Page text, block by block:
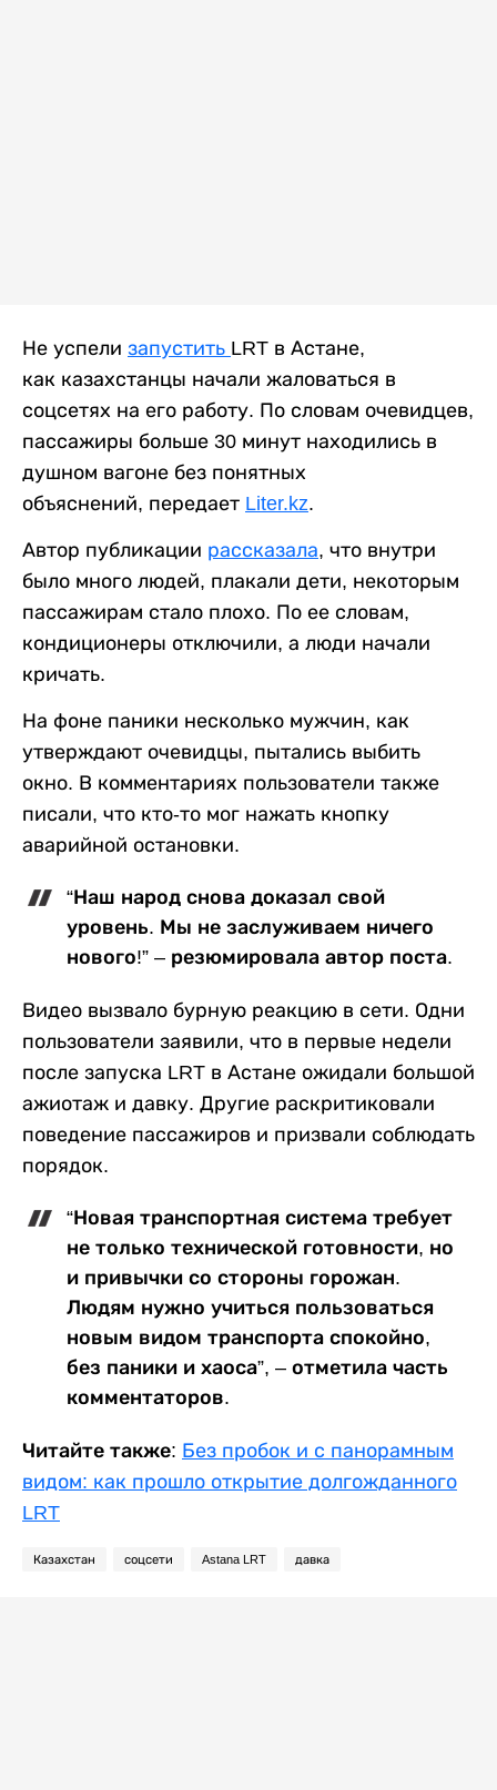
Не успели запустить LRT в Астане,
как казахстанцы начали жаловаться в
соцсетях на его работу. По словам очевидцев,
пассажиры больше 30 минут находились в
душном вагоне без понятных
объяснений, передает Liter.kz.
Автор публикации рассказала, что внутри
было много людей, плакали дети, некоторым
пассажирам стало плохо. По ее словам,
кондиционеры отключили, а люди начали
кричать.
На фоне паники несколько мужчин, как
утверждают очевидцы, пытались выбить
окно. В комментариях пользователи также
писали, что кто-то мог нажать кнопку
аварийной остановки.
“Наш народ снова доказал свой
уровень. Мы не заслуживаем ничего
нового!” – резюмировала автор поста.
Видео вызвало бурную реакцию в сети. Одни
пользователи заявили, что в первые недели
после запуска LRT в Астане ожидали большой
ажиотаж и давку. Другие раскритиковали
поведение пассажиров и призвали соблюдать
порядок.
“Новая транспортная система требует
не только технической готовности, но
и привычки со стороны горожан.
Людям нужно учиться пользоваться
новым видом транспорта спокойно,
без паники и хаоса”, – отметила часть
комментаторов.
Читайте также: Без пробок и с панорамным
видом: как прошло открытие долгожданного
LRT
Казахстан соцсети Astana LRT давка